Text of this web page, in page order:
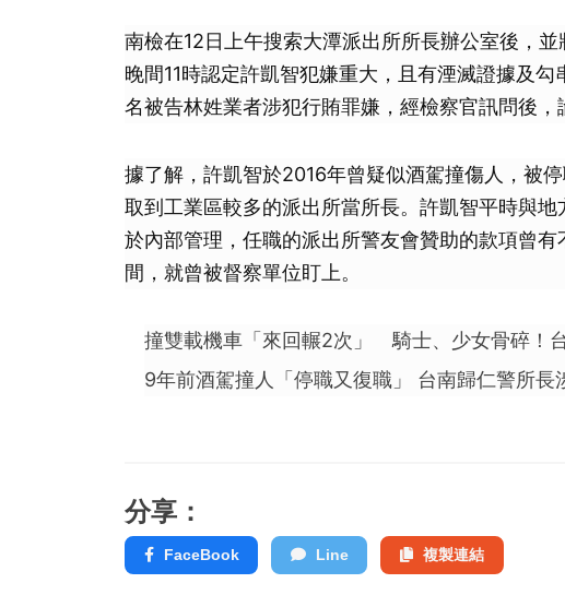
南檢在12日上午搜索大潭派出所所長辦公室後，
晚間11時認定許凱智犯嫌重大，且有湮滅證據及
名被告林姓業者涉犯行賄罪嫌，經檢察官訊問後，
據了解，許凱智於2016年曾疑似酒駕撞傷人，被
取到工業區較多的派出所當所長。許凱智平時與
於內部管理，任職的派出所警友會贊助的款項曾
間，就曾被督察單位盯上。
撞雙載機車「來回輾2次」 騎士、少女骨碎！
9年前酒駕撞人「停職又復職」 台南歸仁警所長
分享：
FaceBook Line 複製連結